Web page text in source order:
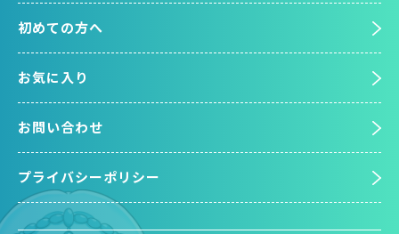
初めての方へ
お気に入り
お問い合わせ
プライバシーポリシー